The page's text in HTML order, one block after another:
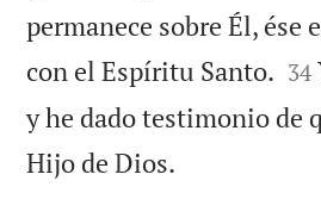
permanece sobre Él, ése
con el Espíritu Santo. 

34
y he dado testimonio de
Hijo de Dios.